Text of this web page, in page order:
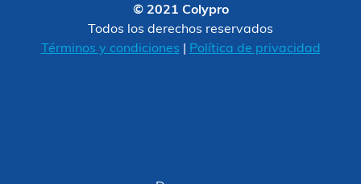
© 2021 Colypro
Todos los derechos reservados
Términos y condiciones
Política de privacidad